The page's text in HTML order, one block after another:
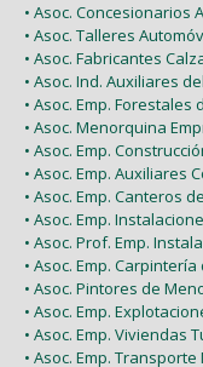
• Asoc. Concesionarios
• Asoc. Talleres
• Asoc. Fabricantes
• Asoc. Ind. Auxiliares
• Asoc. Emp. Forestales
• Asoc. Menorquina
• Asoc. Emp.
• Asoc. Emp. Auxiliares
• Asoc. Emp. Canteros
• Asoc. Emp.
• Asoc. Prof. Emp.
• Asoc. Emp.
• Asoc. Pintores de
• Asoc. Emp.
• Asoc. Emp. Viviendas
• Asoc. Emp. Transporte